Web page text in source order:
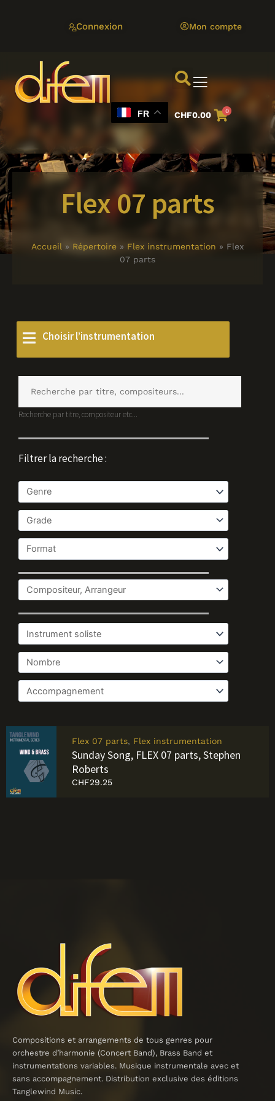
Connexion Mon compte
Collections Catalogue Contact
FR CHF0.00 0
Flex 07 parts
Accueil » Répertoire » Flex instrumentation » Flex
07 parts
Choisir l’instrumentation
Recherche par titre, compositeur etc...
Filtrer la recherche :
Flex 07 parts, Flex instrumentation
Sunday Song, FLEX 07 parts, Stephen
Roberts
CHF29.25
Compositions et arrangements de tous genres pour
orchestre d’harmonie (Concert Band), Brass Band et
instrumentations variables. Musique instrumentale avec et
sans accompagnement. Distribution exclusive des éditions
Tanglewind Music.